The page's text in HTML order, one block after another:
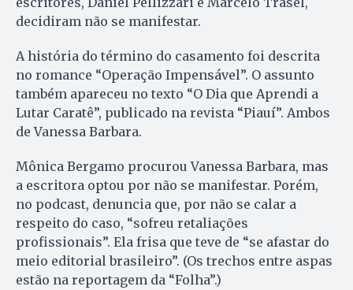
decidiram não se manifestar.
A história do término do casamento foi descrita
no romance “Operação Impensável”. O assunto
também apareceu no texto “O Dia que Aprendi a
Lutar Caratê”, publicado na revista “Piauí”. Ambos
de Vanessa Barbara.
Mônica Bergamo procurou Vanessa Barbara, mas
a escritora optou por não se manifestar. Porém,
no podcast, denuncia que, por não se calar a
respeito do caso, “sofreu retaliações
profissionais”. Ela frisa que teve de “se afastar do
meio editorial brasileiro”. (Os trechos entre aspas
estão na reportagem da “Folha”.)